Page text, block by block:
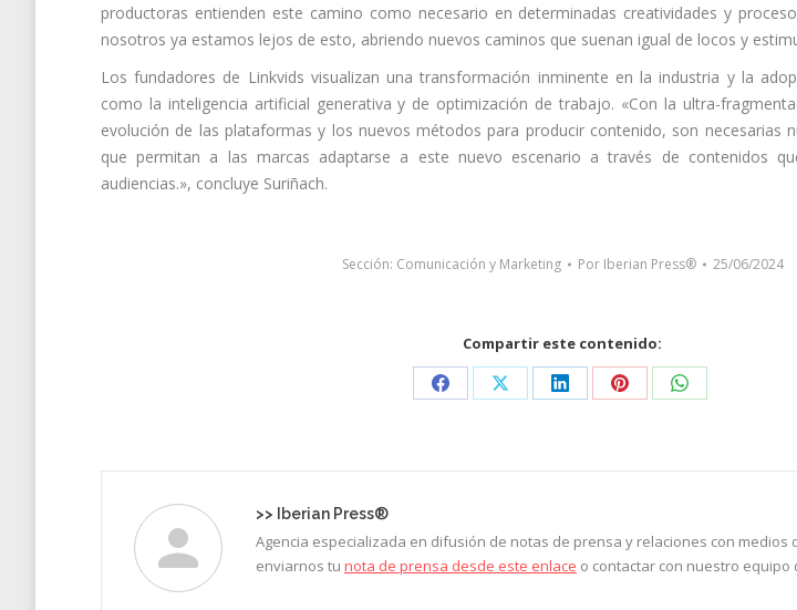
productoras entienden este camino como necesario en determinadas creatividades y
nosotros ya estamos lejos de esto, abriendo nuevos caminos que suenan igual de locos y
Los fundadores de Linkvids visualizan una transformación inminente en la industria y la
como la inteligencia artificial generativa y de optimización de trabajo. «Con la ultra-
evolución de las plataformas y los nuevos métodos para producir contenido, son necesarias
que permitan a las marcas adaptarse a este nuevo escenario a través de contenidos
audiencias.», concluye Suriñach.
Sección: Comunicación y Marketing Por Iberian Press® 25/06/2024
Compartir este contenido:
Share
Facebook
Share
X
Share
LinkedIn
Share
Pinterest
Share
WhatsApp
>> Iberian Press®
Agencia especializada en difusión de notas de prensa y relaciones con medios
enviarnos tu nota de prensa desde este enlace o contactar con nuestro equipo